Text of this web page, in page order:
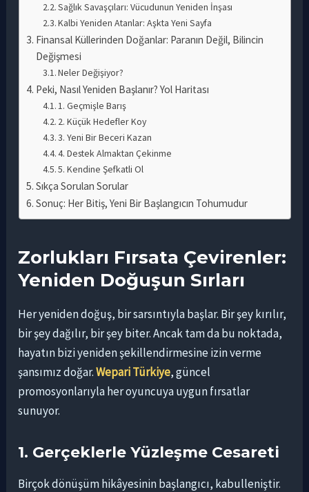
Sağlık Savaşçıları: Vücudunun Yeniden İnşası
Kalbi Yeniden Atanlar: Aşkta Yeni Sayfa
Finansal Küllerinden Doğanlar: Paranın Değil, Bilincin
Değişmesi
Neler Değişiyor?
Peki, Nasıl Yeniden Başlanır? Yol Haritası
1. Geçmişle Barış
2. Küçük Hedefler Koy
3. Yeni Bir Beceri Kazan
4. Destek Almaktan Çekinme
5. Kendine Şefkatli Ol
Sıkça Sorulan Sorular
Sonuç: Her Bitiş, Yeni Bir Başlangıcın Tohumudur
Zorlukları Fırsata Çevirenler:
Yeniden Doğuşun Sırları
Her yeniden doğuş, bir sarsıntıyla başlar. Bir şey kırılır,
bir şey dağılır, bir şey biter. Ancak tam da bu noktada,
hayatın bizi yeniden şekillendirmesine izin verme
şansımız doğar.Wepari Türkiye, güncel
promosyonlarıyla her oyuncuya uygun fırsatlar
sunuyor.
1. Gerçeklerle Yüzleşme Cesareti
Birçok dönüşüm hikâyesinin başlangıcı, kabulleniştir.